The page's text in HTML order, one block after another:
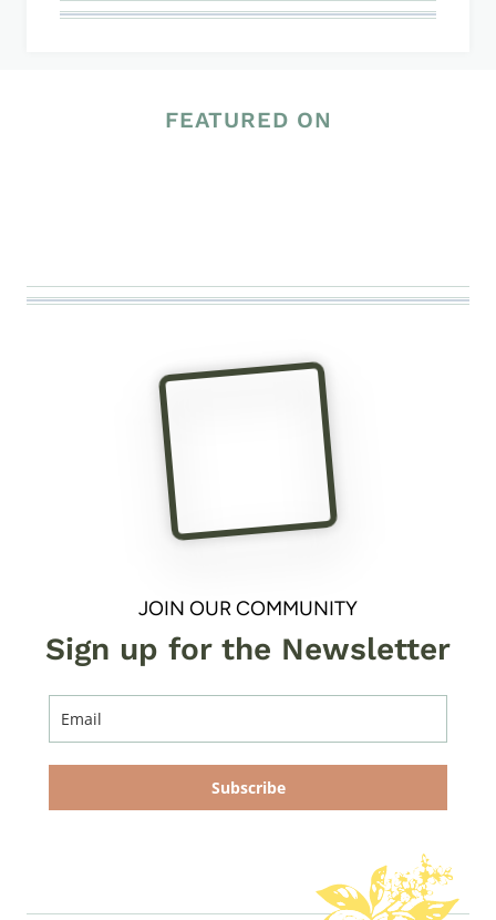
FEATURED ON
JOIN OUR COMMUNITY
Sign up for the Newsletter
Subscribe